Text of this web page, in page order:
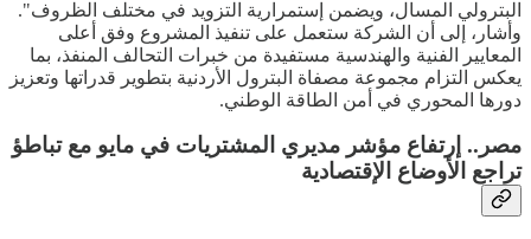
البترولي المسال، ويضمن إستمرارية التزويد في مختلف الظروف".
وأشار، إلى أن الشركة ستعمل على تنفيذ المشروع وفق أعلى
المعايير الفنية والهندسية مستفيدة من خبرات التحالف المنفذ، بما
يعكس التزام مجموعة مصفاة البترول الأردنية بتطوير قدراتها وتعزيز
دورها المحوري في أمن الطاقة الوطني.
مصر.. إرتفاع مؤشر مديري المشتريات في مايو مع تباطؤ
تراجع الأوضاع الإقتصادية